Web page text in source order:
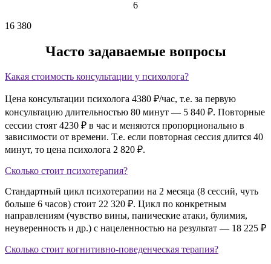
6
16 380
Часто задаваемые вопросы
Какая стоимость консультации у психолога?
Цена консультации психолога 4380 ₽/час, т.е. за первую
консультацию длительностью 80 минут — 5 840 ₽. Повторные
сессии стоят 4230 ₽ в час и меняются пропорционально в
зависимости от времени. Т.е. если повторная сессия длится 40
минут, то цена психолога 2 820 ₽.
Сколько стоит психотерапия?
Стандартный цикл психотерапии на 2 месяца (8 сессий, чуть
больше 6 часов) стоит 22 320 ₽. Цикл по конкретным
направлениям (чувство вины, панические атаки, булимия,
неуверенность и др.) с нацеленностью на результат — 18 225 ₽
Сколько стоит когнитивно-поведенческая терапия?